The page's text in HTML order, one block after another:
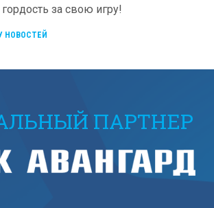
за свою игру!
НОВОСТЕЙ
ПАРТНЕР